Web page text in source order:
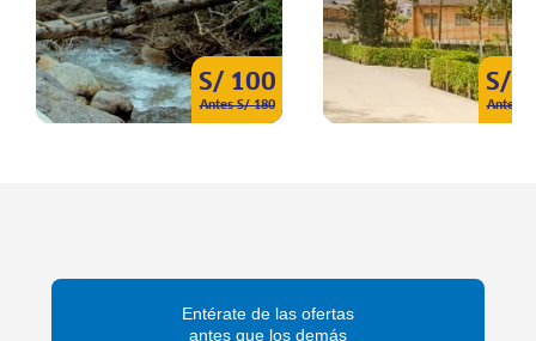
S/ 100
Antes S/ 180
S/
Antes
Entérate de las ofertas
antes que los demás